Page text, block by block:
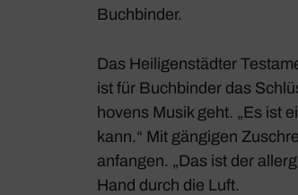
Buch­binder.
Das Heili­gen­städter
ist für Buch­binder das
ho­vens Musik geht. „Es ist
kann.“ Mit gängigen
anfangen. „Das ist der
Hand durch die Luft.